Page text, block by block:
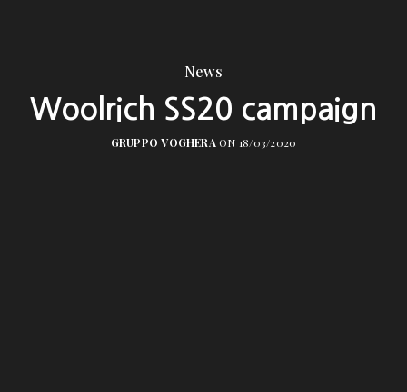
News
Woolrich SS20 campaign
GRUPPO VOGHERAON 18/03/2020